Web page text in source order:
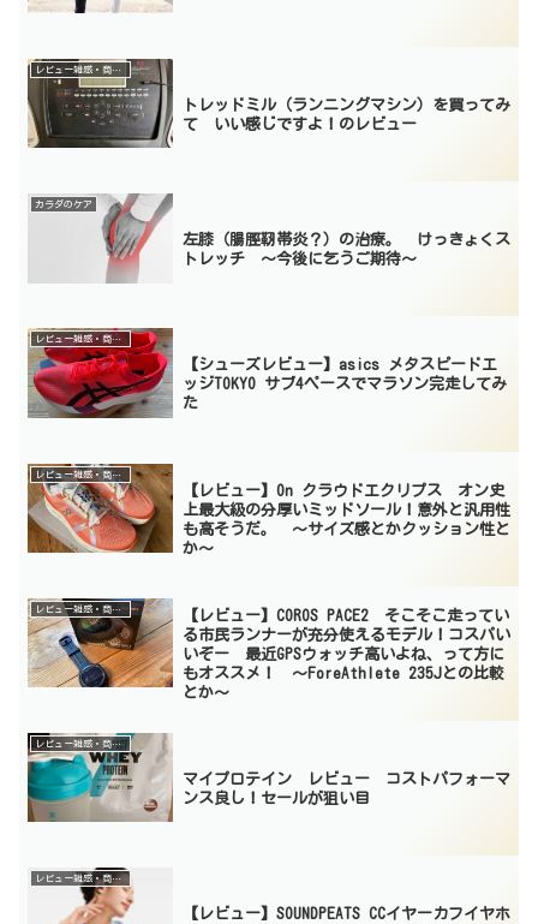
レビュー雑感・商品紹介
トレッドミル（ランニングマシン）を買ってみ
て いい感じですよ！のレビュー
カラダのケア
左膝（腸脛靭帯炎？）の治療。 けっきょくス
トレッチ 〜今後に乞うご期待〜
レビュー雑感・商品紹介
【シューズレビュー】asics メタスピードエ
ッジTOKYO サブ4ペースでマラソン完走してみ
た
レビュー雑感・商品紹介
【レビュー】On クラウドエクリプス オン史
上最大級の分厚いミッドソール！意外と汎用性
も高そうだ。 〜サイズ感とかクッション性と
か〜
レビュー雑感・商品紹介
【レビュー】COROS PACE2 そこそこ走ってい
る市民ランナーが充分使えるモデル！コスパい
いぞー 最近GPSウォッチ高いよね、って方に
もオススメ！ 〜ForeAthlete 235Jとの比較
とか〜
レビュー雑感・商品紹介
マイプロテイン レビュー コストパフォーマ
ンス良し！セールが狙い目
レビュー雑感・商品紹介
【レビュー】SOUNDPEATS CCイヤーカフイヤホ